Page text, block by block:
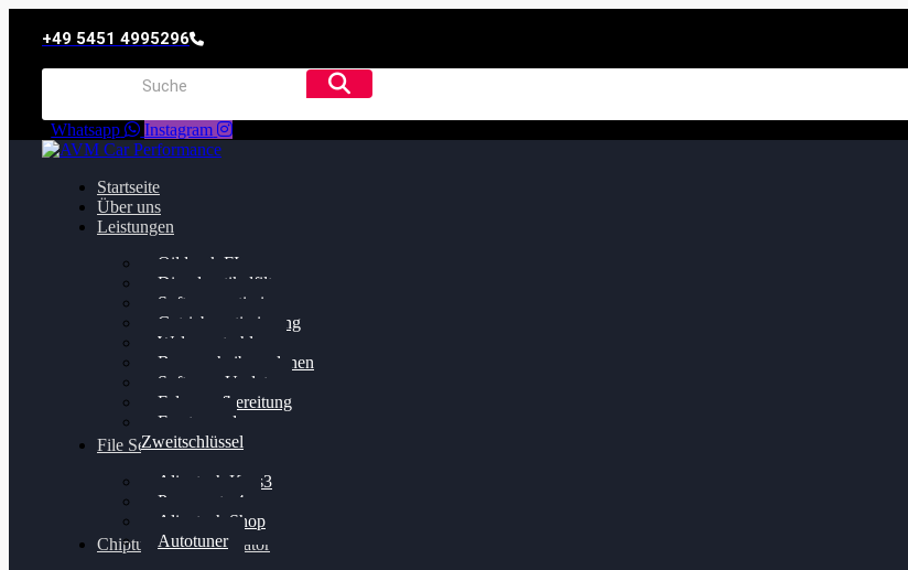
+49 5451 4995296
Whatsapp Instagram
Startseite
Über uns
Leistungen
Oildruck FIx
Dieselpartikelfilter
Softwareoptimierung
Getriebeoptimierung
Walnussstrahlen
Bremsscheiben planen
Software Update
Felgenaufbereitung
Ersatz- und
Zweitschlüssel
File Service
Alientech Kess3
Powergate 4
Alientech Shop
Autotuner
Chiptuning Konfigurator